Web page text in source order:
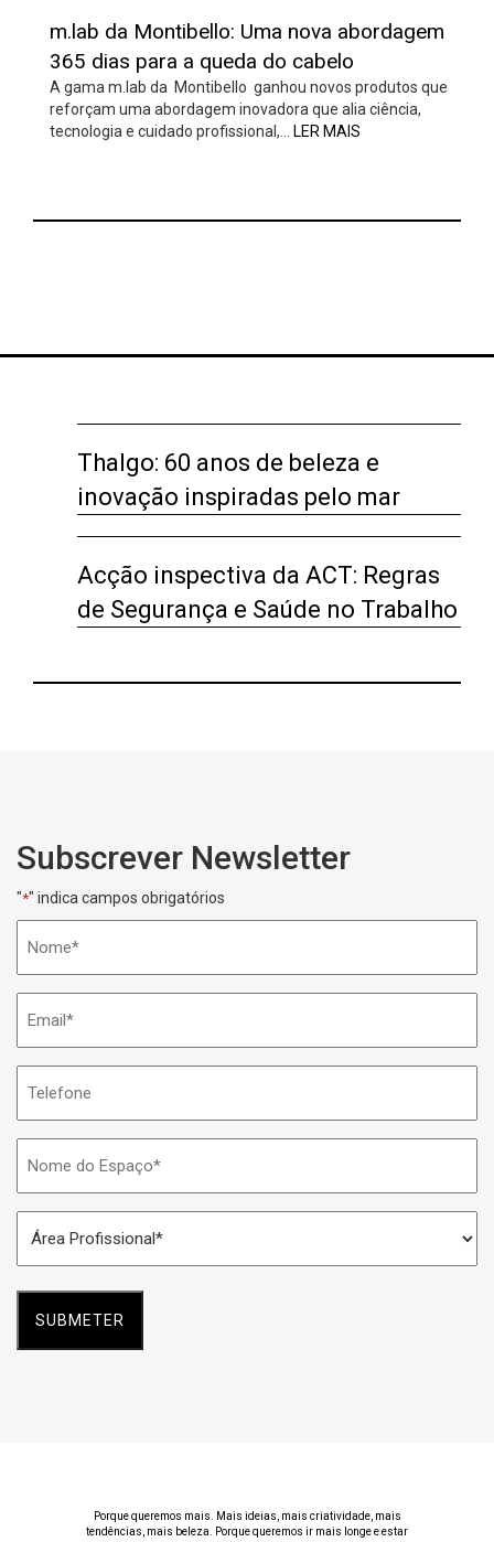
m.lab da Montibello: Uma nova abordagem
365 dias para a queda do cabelo
A gama m.lab da Montibello ganhou novos produtos que
reforçam uma abordagem inovadora que alia ciência,
tecnologia e cuidado profissional,…
LER MAIS
Thalgo: 60 anos de beleza e
inovação inspiradas pelo mar
Acção inspectiva da ACT: Regras
de Segurança e Saúde no Trabalho
Subscrever Newsletter
"*" indica campos obrigatórios
do
Espaço
Profissional
*
Porque queremos mais. Mais ideias, mais criatividade, mais
tendências, mais beleza. Porque queremos ir mais longe e estar